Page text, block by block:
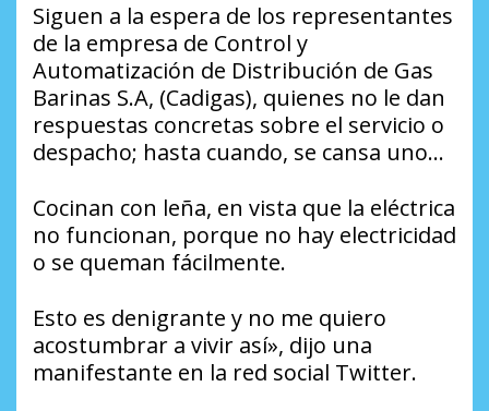
Siguen a la espera de los representantes
de la empresa de Control y
Automatización de Distribución de Gas
Barinas S.A, (Cadigas), quienes no le dan
respuestas concretas sobre el servicio o
despacho; hasta cuando, se cansa uno…
Cocinan con leña, en vista que la eléctrica
no funcionan, porque no hay electricidad
o se queman fácilmente.
Esto es denigrante y no me quiero
acostumbrar a vivir así», dijo una
manifestante en la red social Twitter.